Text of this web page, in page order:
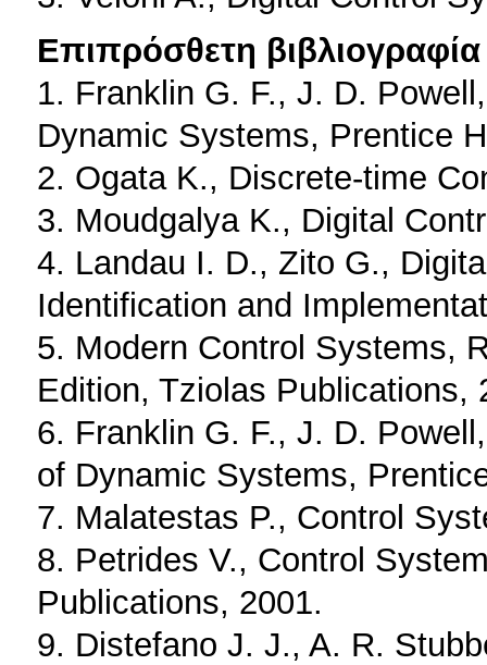
Επιπρόσθετη βιβλιογραφία
1. Franklin G. F., J. D.
Dynamic Systems, Prentice
2. Ogata K., Discrete-time
3. Moudgalya K., Digital
4. Landau I. D., Zito G.,
Identification and
5. Modern Control Systems,
Edition, Tziolas Publications,
6. Franklin G. F., J. D.
of Dynamic Systems,
7. Malatestas P., Control
8. Petrides V., Control
Publications, 2001.
9. Distefano J. J., A. R.